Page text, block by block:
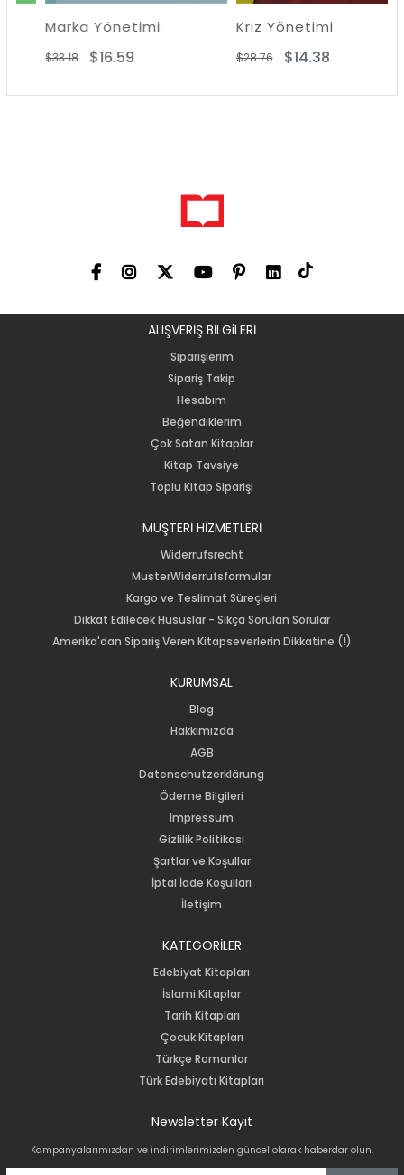
Marka Yönetimi
$16.59
$33.18
Kriz Yönetimi
$14.38
$28.76
ALIŞVERİŞ BİLGiLERİ
Siparişlerim
Sipariş Takip
Hesabım
Beğendiklerim
Çok Satan Kitaplar
Kitap Tavsiye
Toplu Kitap Siparişi
MÜŞTERİ HİZMETLERİ
Widerrufsrecht
MusterWiderrufsformular
Kargo ve Teslimat Süreçleri
Dikkat Edilecek Hususlar - Sıkça Sorulan Sorular
Amerika'dan Sipariş Veren Kitapseverlerin Dikkatine (!)
KURUMSAL
Blog
Hakkımızda
AGB
Datenschutzerklärung
Ödeme Bilgileri
Impressum
Gizlilik Politikası
Şartlar ve Koşullar
İptal İade Koşulları
İletişim
KATEGORİLER
Edebiyat Kitapları
İslami Kitaplar
Tarih Kitapları
Çocuk Kitapları
Türkçe Romanlar
Türk Edebiyatı Kitapları
Newsletter Kayıt
Kampanyalarımızdan ve indirimlerimizden güncel olarak haberdar olun.